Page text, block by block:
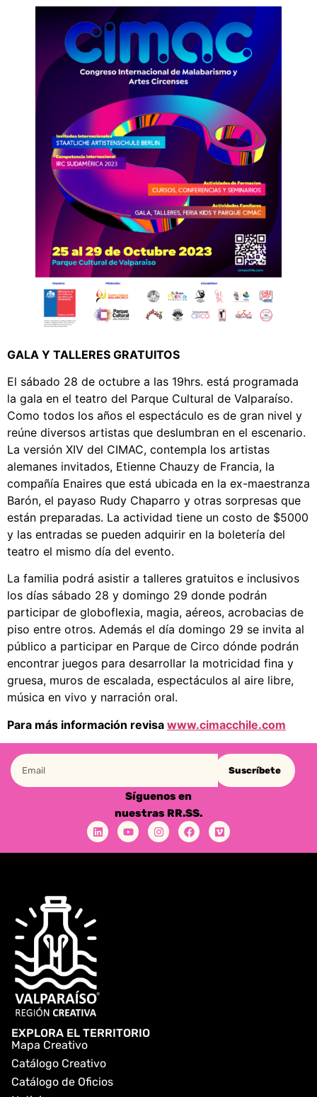
GALA Y TALLERES GRATUITOS
El sábado 28 de octubre a las 19hrs. está programada
la gala en el teatro del Parque Cultural de Valparaíso.
Como todos los años el espectáculo es de gran nivel y
reúne diversos artistas que deslumbran en el escenario.
La versión XIV del CIMAC, contempla los artistas
alemanes invitados, Etienne Chauzy de Francia, la
compañía Enaires que está ubicada en la ex-maestranza
Barón, el payaso Rudy Chaparro y otras sorpresas que
están preparadas. La actividad tiene un costo de $5000
y las entradas se pueden adquirir en la boletería del
teatro el mismo día del evento.
La familia podrá asistir a talleres gratuitos e inclusivos
los días sábado 28 y domingo 29 donde podrán
participar de globoflexia, magia, aéreos, acrobacias de
piso entre otros. Además el día domingo 29 se invita al
público a participar en Parque de Circo dónde podrán
encontrar juegos para desarrollar la motricidad fina y
gruesa, muros de escalada, espectáculos al aire libre,
música en vivo y narración oral.
Para más información revisa www.cimacchile.com
Suscríbete
Síguenos en
nuestras RR.SS.
EXPLORA EL TERRITORIO
Mapa Creativo
Catálogo Creativo
Catálogo de Oficios